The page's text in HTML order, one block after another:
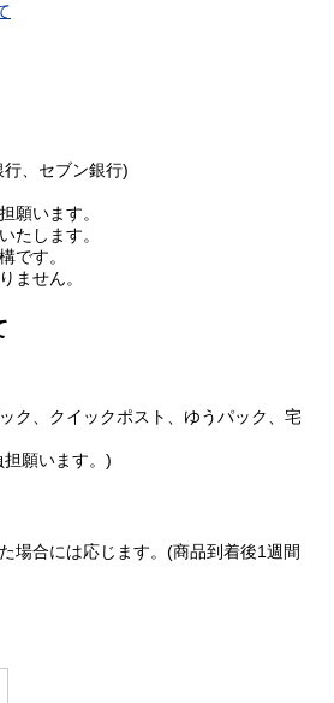
、セブン銀行)
願います。
たします。
です。
ません。
ク、クイックポスト、ゆうパック、宅
願います。)
場合には応じます。(商品到着後1週間